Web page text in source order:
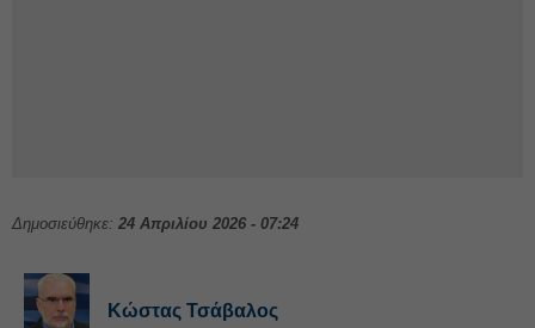
Δημοσιεύθηκε: 24 Απριλίου 2026 - 07:24
Κώστας Τσάβαλος